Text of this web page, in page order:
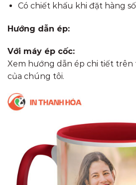
Có chiết khấu khi đặt hàng
Hướng dẫn ép:
Với máy ép cốc:
Xem hướng dẫn ép chi tiết trên
của chúng tôi.